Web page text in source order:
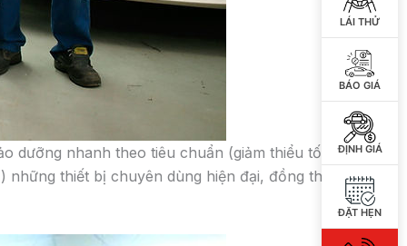
LÁI THỬ
BÁO GIÁ
ĐỊNH GIÁ
ĐẶT HẸN
nhậngiá ưu đãi mới nhất
nhanh chóng và rất hấp dẫn
Số
ý vớiquy định chính sách của